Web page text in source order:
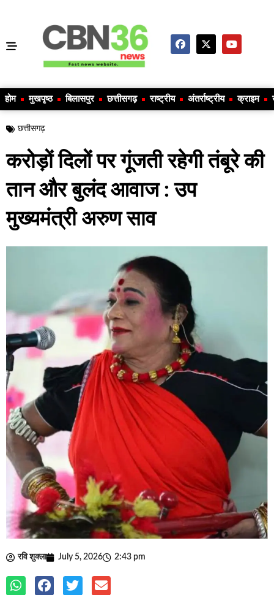
होम मुखपृष्ठ बिलासपुर छत्तीसगढ़ राष्ट्रीय अंतर्राष्ट्रीय क्राइम
छत्तीसगढ़
करोड़ों दिलों पर गूंजती रहेगी तंबूरे की
तान और बुलंद आवाज : उप
मुख्यमंत्री अरुण साव
रवि शुक्ला July 5, 2026 2:43 pm